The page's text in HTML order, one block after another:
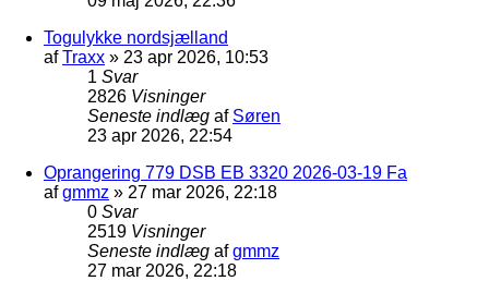
Togulykke nordsjælland
afTraxx » 23 apr 2026, 10:53
1 Svar
2826 Visninger
Seneste indlæg af Søren
23 apr 2026, 22:54
Oprangering 779 DSB EB 3320 2026-03-19 Fa
afgmmz » 27 mar 2026, 22:18
0 Svar
2519 Visninger
Seneste indlæg afgmmz
27 mar 2026, 22:18